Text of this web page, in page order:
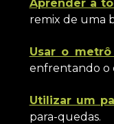
Aprender a
remix de uma
Usar o
enfrentando o
Utilizar um
para-quedas.